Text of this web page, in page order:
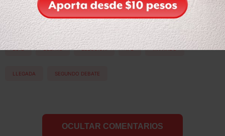
Etiquetas:
2012 DEBATE ELECCIÒN IFE INVITADO
LLEGADA SEGUNDO DEBATE
OCULTAR COMENTARIOS